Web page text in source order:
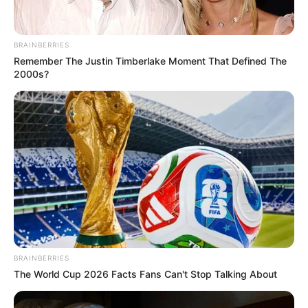
best every day
CTA FAVORITE
Why this ordinary drink is the secret to feeling your
best every day
CTA FAVORITE
BRAINBERRIES
Remember The Justin Timberlake Moment That Defined The
2000s?
BRAINBERRIES
The World Cup 2026 Facts Fans Can't Stop Talking About